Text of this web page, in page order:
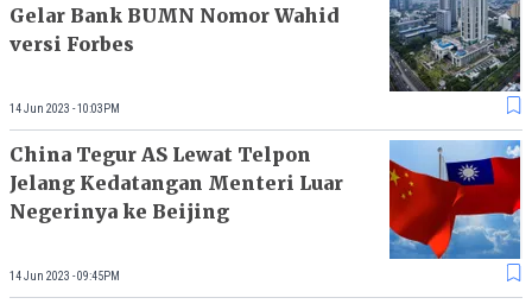
Gelar Bank BUMN Nomor Wahid
versi Forbes
14 Jun 2023 - 10:03PM
China Tegur AS Lewat Telpon
Jelang Kedatangan Menteri Luar
Negerinya ke Beijing
14 Jun 2023 - 09:45PM